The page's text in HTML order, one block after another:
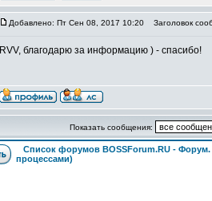
Добавлено: Пт Сен 08, 2017 10:20 Заголовок
RVV, благодарю за информацию ) - спасибо!
Показать сообщения:
Список форумов BOSSForum.RU -
процессами)